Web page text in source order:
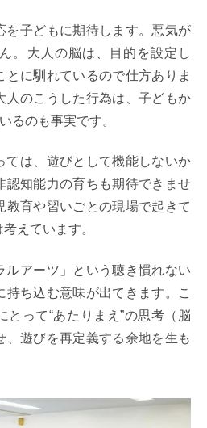
。大人の脳は、目的を設定し
とに馴れているので仕方ありま
人のこうした行為は、子どもか
るのも事実です。
認知能力の育ちも期待できませ
教育や習いごとの現場で起きて
えています。
持ち込む意味が出てきます。こ
とって“あたりまえ”の思考（脳
、遊びを再定義する余地を生も